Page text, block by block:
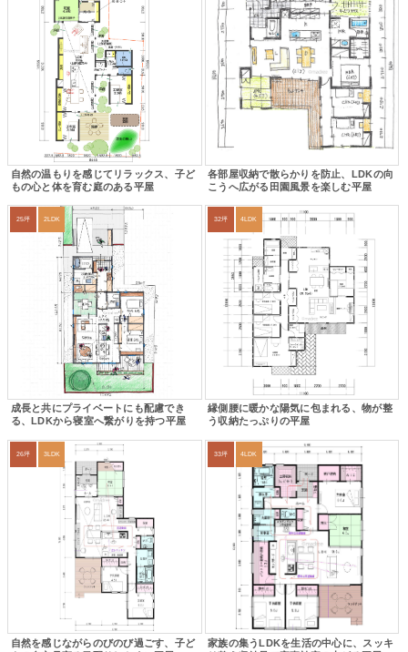
自然の温もりを感じてリラックス、子ど
もの心と体を育む庭のある平屋
各部屋収納で散らかりを防止、LDKの向
こうへ広がる田園風景を楽しむ平屋
25坪 2LDK
成長と共にプライベートにも配慮でき
る、LDKから寝室へ繋がりを持つ平屋
32坪 4LDK
縁側腰に暖かな陽気に包まれる、物が整
う収納たっぷりの平屋
26坪 3LDK
自然を感じながらのびのび過ごす、子ど
33坪 4LDK
家族の集うLDKを生活の中心に、スッキ